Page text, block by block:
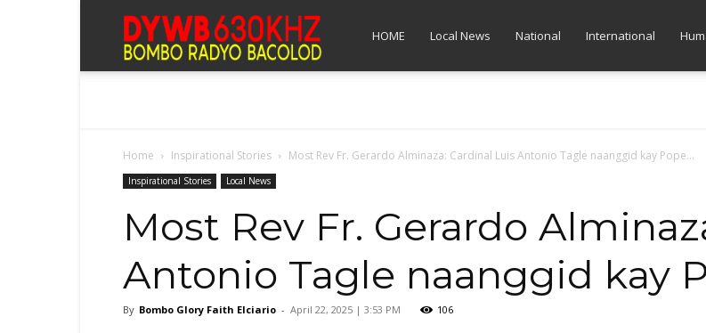
HOME Local News National International
Home Inspirational Stories Most Rev Fr. Gerardo Alminaza: Cardinal Luis Antonio Tagle naanggid kay Pope...
Inspirational Stories Local News
Most Rev Fr. Gerardo
Antonio Tagle naanggid kay
By Bombo Glory Faith Elciario - April 22, 2025 | 3:53 PM 106